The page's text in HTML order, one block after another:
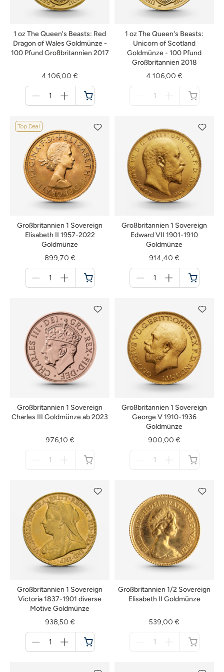
1 oz The Queen's Beasts: Red
Dragon of Wales Goldmünze -
100 Pfund Großbritannien 2017
4.106,00 €
für
Warenkorb
1 oz The Queen's Beasts:
Unicorn of Scotland
Goldmünze - 100 Pfund
Großbritannien 2018
4.106,00 €
Top Deal
Großbritannien 1 Sovereign
Elisabeth II 1957-2022
Goldmünze
899,70 €
für
Warenkorb
Großbritannien 1 Sovereign
Edward VII 1901-1910
Goldmünze
914,40 €
für
Warenkorb
Großbritannien 1 Sovereign
Charles III Goldmünze ab 2023
976,10 €
Großbritannien 1 Sovereign
George V 1910-1936
Goldmünze
900,00 €
Großbritannien 1 Sovereign
Victoria 1837-1901 diverse
Motive Goldmünze
938,50 €
für
Warenkorb
Großbritannien 1/2 Sovereign
Elisabeth II Goldmünze
539,00 €